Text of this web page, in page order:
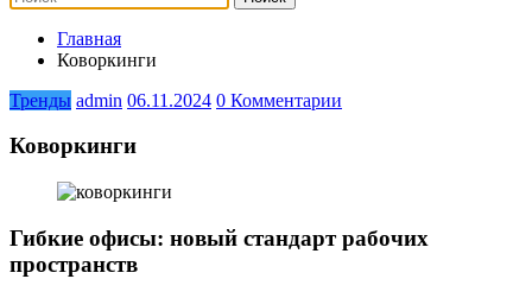
Главная
Коворкинги
Тренды admin 06.11.2024 0 Комментарии
Коворкинги
Гибкие офисы: новый стандарт рабочих
пространств